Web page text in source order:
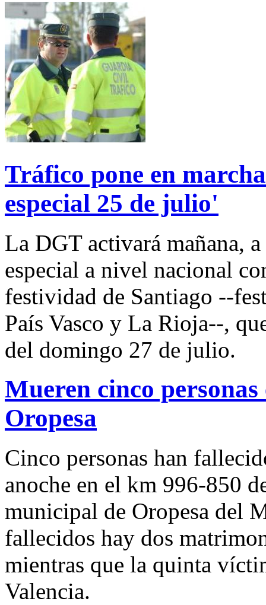
Tráfico pone en
especial 25 de julio'
La DGT activará mañana,
especial a nivel nacional
festividad de Santiago --
País Vasco y La Rioja--,
del domingo 27 de julio.
Mueren cinco
Oropesa
Cinco personas han
anoche en el km 996-850
municipal de Oropesa del
fallecidos hay dos
mientras que la quinta
Valencia.